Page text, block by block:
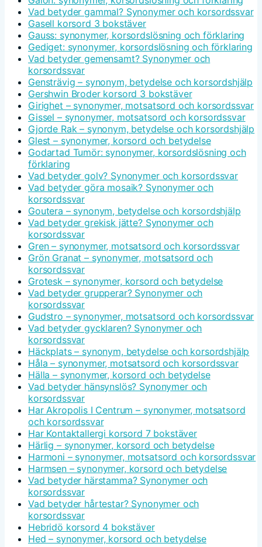
Vad betyder gammal? Synonymer och korsordssvar
Gasell korsord 3 bokstäver
Gauss: synonymer, korsordslösning och förklaring
Gediget: synonymer, korsordslösning och förklaring
Vad betyder gemensamt? Synonymer och
korsordssvar
Gensträvig – synonym, betydelse och korsordshjälp
Gershwin Broder korsord 3 bokstäver
Girighet – synonymer, motsatsord och korsordssvar
Gissel – synonymer, motsatsord och korsordssvar
Gjorde Rak – synonym, betydelse och korsordshjälp
Glest – synonymer, korsord och betydelse
Godartad Tumör: synonymer, korsordslösning och
förklaring
Vad betyder golv? Synonymer och korsordssvar
Vad betyder göra mosaik? Synonymer och
korsordssvar
Goutera – synonym, betydelse och korsordshjälp
Vad betyder grekisk jätte? Synonymer och
korsordssvar
Gren – synonymer, motsatsord och korsordssvar
Grön Granat – synonymer, motsatsord och
korsordssvar
Grotesk – synonymer, korsord och betydelse
Vad betyder grupperar? Synonymer och
korsordssvar
Gudstro – synonymer, motsatsord och korsordssvar
Vad betyder gycklaren? Synonymer och
korsordssvar
Häckplats – synonym, betydelse och korsordshjälp
Håla – synonymer, motsatsord och korsordssvar
Hälla – synonymer, korsord och betydelse
Vad betyder hänsynslös? Synonymer och
korsordssvar
Har Akropolis I Centrum – synonymer, motsatsord
och korsordssvar
Har Kontaktallergi korsord 7 bokstäver
Härlig – synonymer, korsord och betydelse
Harmoni – synonymer, motsatsord och korsordssvar
Harmsen – synonymer, korsord och betydelse
Vad betyder härstamma? Synonymer och
korsordssvar
Vad betyder hårtestar? Synonymer och
korsordssvar
Hebridö korsord 4 bokstäver
Hed – synonymer, korsord och betydelse